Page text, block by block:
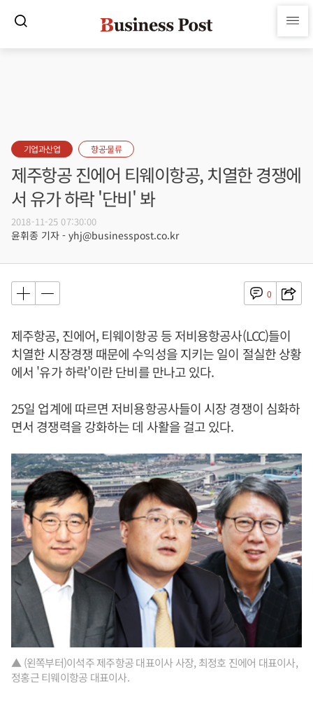
기업과산업 항공·물류
제주항공 진에어 티웨이항공, 치열한 경쟁에
서 유가 하락 '단비' 봐
2018-11-25 07:30:00
윤휘종 기자 - yhj@businesspost.co.kr
0
제주항공, 진에어, 티웨이항공 등 저비용항공사(LCC)들이
치열한 시장경쟁 때문에 수익성을 지키는 일이 절실한 상황
에서 '유가 하락'이란 단비를 만나고 있다.
25일 업계에 따르면 저비용항공사들이 시장 경쟁이 심화하
면서 경쟁력을 강화하는 데 사활을 걸고 있다.
▲ (왼쪽부터)이석주 제주항공 대표이사 사장, 최정호 진에어 대표이사,
정홍근 티웨이항공 대표이사.